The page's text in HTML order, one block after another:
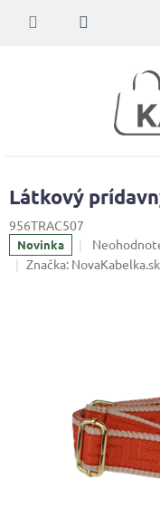
Látkový
956TRAC507
Novinka
Priemerné
hodnotenie
Značka: NovaKabelka.sk